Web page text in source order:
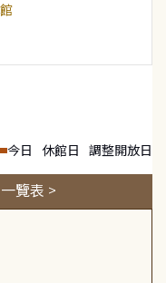
今日 休館日 調整開放日
覽表 >